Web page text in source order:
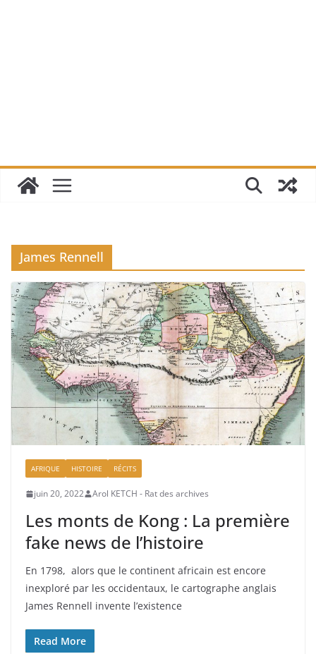
James Rennell
AFRIQUE HISTOIRE RÉCITS
juin 20, 2022 Arol KETCH - Rat des archives
Les monts de Kong : La première
fake news de l’histoire
En 1798, alors que le continent africain est encore
inexploré par les occidentaux, le cartographe anglais
James Rennell invente l’existence
Read More